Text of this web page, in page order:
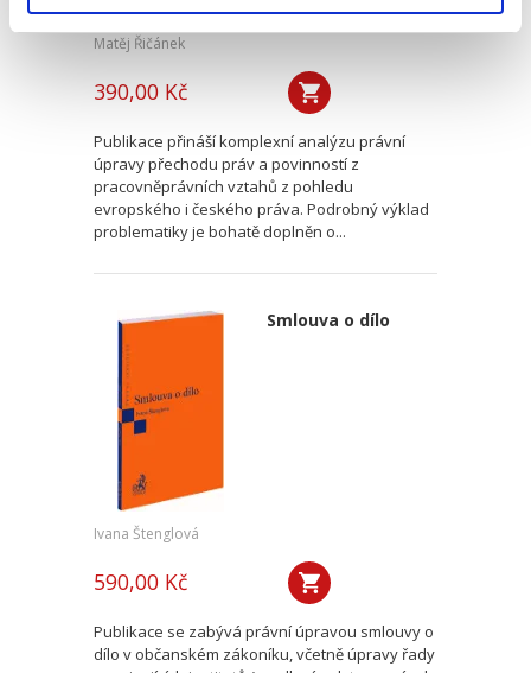
Matěj Řičánek
390,00 Kč
Publikace přináší komplexní analýzu právní
úpravy přechodu práv a povinností z
pracovněprávních vztahů z pohledu
evropského i českého práva. Podrobný výklad
problematiky je bohatě doplněn o...
Smlouva o dílo
Ivana Štenglová
590,00 Kč
Publikace se zabývá právní úpravou smlouvy o
dílo v občanském zákoníku, včetně úpravy řady